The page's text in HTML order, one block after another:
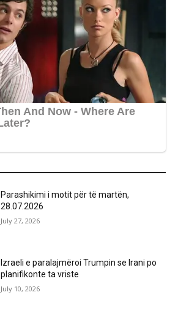
Parashikimi i motit për të martën,
28.07.2026
July 27, 2026
Izraeli e paralajmëroi Trumpin se Irani po
planifikonte ta vriste
July 10, 2026